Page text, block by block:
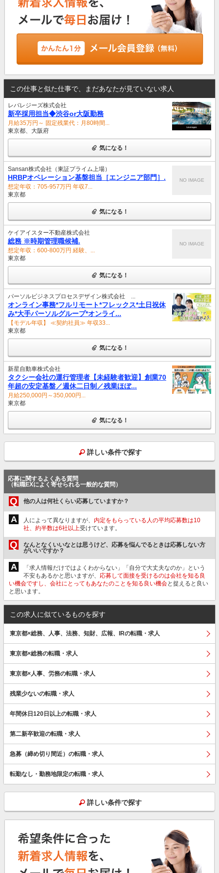
この仕事と似た仕事で、まだあなたが見ていない求人
レバレジーズ株式会社
新卒採用担当◆渋谷or大阪勤務
月給35万円～ 固定残業代：月80時間...
東京都、大阪府
気になる！
Sansan株式会社（東証プライム上場）
HRBPオペレーション基盤担当［エンジニア部門］.
想定年収：705-957万円 年収7...
東京都
NO IMAGE
気になる！
ケイアイスター不動産株式会社
総務 ※時期管理職候補.
想定年収：600-800万円 経験、...
東京都
NO IMAGE
気になる！
パーソルビジネスプロセスデザイン株式会社 ...
オンライン事務*フルリモート*フレックス*土日祝休
み*大手パーソルグループ*オンライ...
【モデル年収】 ≪契約社員≫ 年収33...
東京都
気になる！
新星自動車株式会社
タクシー会社の運行管理者【未経験者歓迎】創業70
年超の安定基盤／週休二日制／残業ほぼ...
月給250,000円～350,000円...
東京都
気になる！
詳しい条件で探す
応募に関するよくある質問
（転職EXによく寄せられる一般的な質問）
Q 他の人は何社くらい応募していますか？
A 人によって異なりますが、 内定をもらっている人の平均応募数は10
社、約半数は6社以上受けています。
Q
なんとなくいいなとは思うけど、応募を悩んでるときは応募しない方
がいいですか？
A
「求人情報だけではよくわからない」「自分で大丈夫なのか」という
不安もあるかと思いますが、 応募して面接を受けるのは会社を知る良
い機会ですし、会社にとってもあなたのことを知る良い機会と捉えると良い
と思います。
この求人に似ているものを探す
東京都×総務、人事、法務、知財、広報、IRの転職・求人
東京都×総務の転職・求人
東京都×人事、労務の転職・求人
残業少ないの転職・求人
年間休日120日以上の転職・求人
第二新卒歓迎の転職・求人
急募（締め切り間近）の転職・求人
転勤なし・勤務地限定の転職・求人
詳しい条件で探す